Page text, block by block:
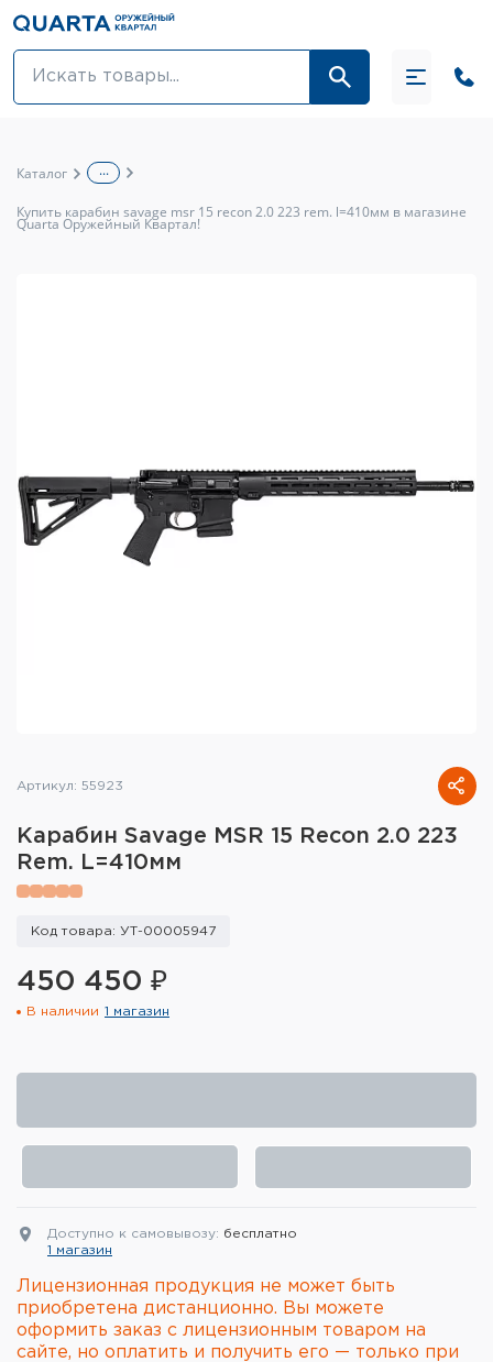
Оптовикам
Тактическое снаряжение
Высокоточная стрельба
Кобуры и системы ношения
снаряжения
Сумки и рюкзаки
Элементы питания и зарядные
Туристическое снаряжение
Инструменты
Опоры и станки для оружия
Каталог ...
Купить карабин savage msr 15 recon 2.0 223 rem. l=410мм в магазине
Quarta Оружейный Квартал!
Артикул: 55923
Карабин Savage MSR 15 Recon 2.0 223
Rem. L=410мм
Код товара: УТ-00005947
450 450 ₽
В наличии 1 магазин
Доступно к самовывозу: бесплатно
1 магазин
Лицензионная продукция не может быть
приобретена дистанционно. Вы можете
оформить заказ с лицензионным товаром на
сайте, но оплатить и получить его — только при